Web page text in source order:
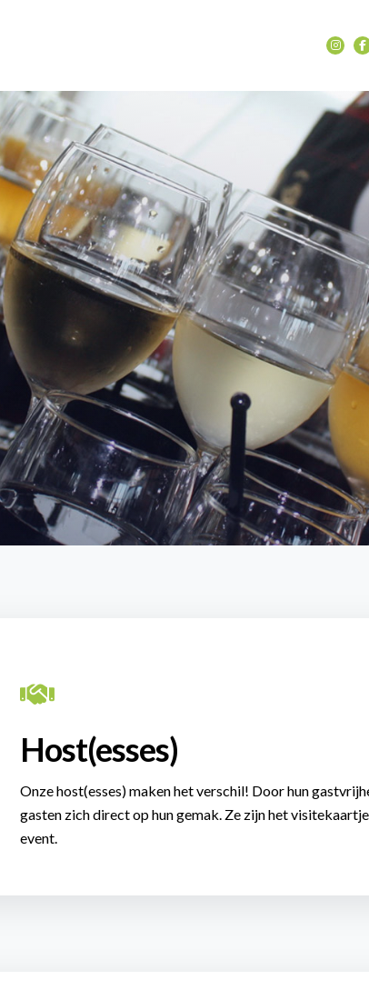
Host(esses)
Onze host(esses) maken het verschil! Door hun
gasten zich direct op hun gemak. Ze zijn het
event.